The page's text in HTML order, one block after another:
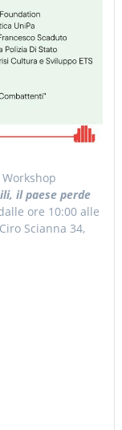
il paese perde
ore 10:00 alle
Scianna 34,